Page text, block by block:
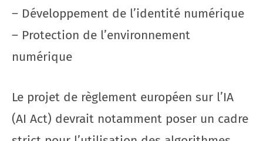
– Développement de l’identité numérique
– Protection de l’environnement
numérique
Le projet de règlement européen sur l’IA
(AI Act) devrait notamment poser un cadre